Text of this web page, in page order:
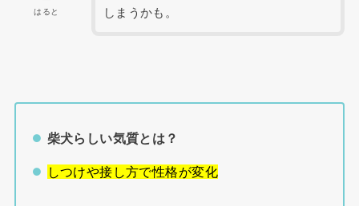
はると
しまうかも。
柴犬らしい気質とは？
しつけや接し方で性格が変化